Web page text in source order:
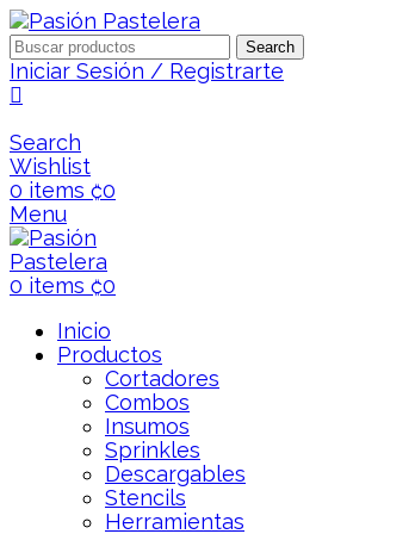
Search
Iniciar Sesión / Registrarte
Search
Wishlist
0 items ₡0
Menu
0 items ₡0
Inicio
Productos
Cortadores
Combos
Insumos
Sprinkles
Descargables
Stencils
Herramientas